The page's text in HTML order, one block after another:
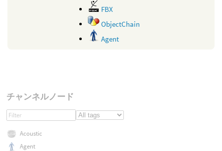
FBX
ObjectChain
Agent
チャンネルノード
Acoustic
Agent